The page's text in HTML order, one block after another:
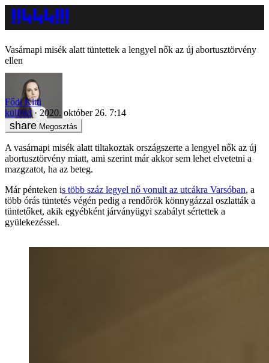
Vasárnapi misék alatt tüntettek a lengyel nők az új abortusztörvény
ellen
Fődi Kitti
külföld
2020. október 26. 7:14
Megosztás
A vasárnapi misék alatt tiltakoztak országszerte a lengyel nők az új
abortusztörvény miatt, ami szerint már akkor sem lehet elvetetni a
mazgzatot, ha az beteg.
Már pénteken is több száz legyel nő vonult az utcákra Varsóban, a
több órás tüntetés végén pedig a rendőrök könnygázzal oszlatták a
tüntetőket, akik egyébként járványügyi szabályt sértettek a
gyülekezéssel.